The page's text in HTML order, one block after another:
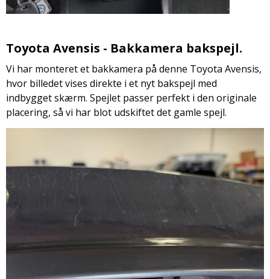
Toyota Avensis - Bakkamera bakspejl.
Vi har monteret et bakkamera på denne Toyota Avensis,
hvor billedet vises direkte i et nyt bakspejl med
indbygget skærm. Spejlet passer perfekt i den originale
placering, så vi har blot udskiftet det gamle spejl.